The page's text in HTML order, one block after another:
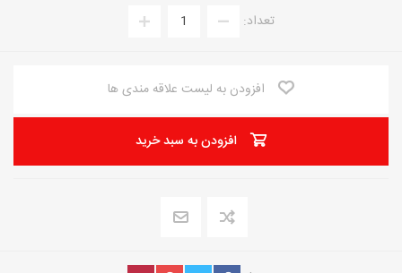
تعداد:
افزودن به لیست علاقه مندی ها
افزودن به سبد خرید